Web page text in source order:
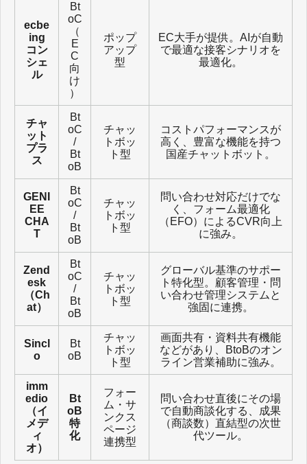
ecbe
ing
コン
シェ
ル
Bt
oC
（
E
C
向
け
）
ポップ
アップ
型
EC大手が提供。AIが自動
で最適な接客シナリオを
最適化。
チャ
ット
プラ
ス
Bt
oC
/
Bt
oB
チャッ
トボッ
ト型
コストパフォーマンスが
高く、豊富な機能を持つ
国産チャットボット。
GENI
EE
CHA
T
Bt
oC
/
Bt
oB
チャッ
トボッ
ト型
問い合わせ対応だけでな
く、フォーム最適化
（EFO）によるCVR向上
に強み。
Zend
esk
（Ch
at）
Bt
oC
/
Bt
oB
チャッ
トボッ
ト型
グローバル基準のサポー
ト特化型。顧客管理・問
い合わせ管理システムと
強固に連携。
Sincl
o
Bt
oB
チャッ
トボッ
ト型
画面共有・資料共有機能
などがあり、BtoBのオン
ライン営業補助に強み。
imm
edio
（イ
メデ
ィ
オ）
Bt
oB
特
化
フォー
ム・サ
ンクス
ページ
連携型
問い合わせ直後にその場
で自動商談化する、成果
（商談数）直結型の次世
代ツール。